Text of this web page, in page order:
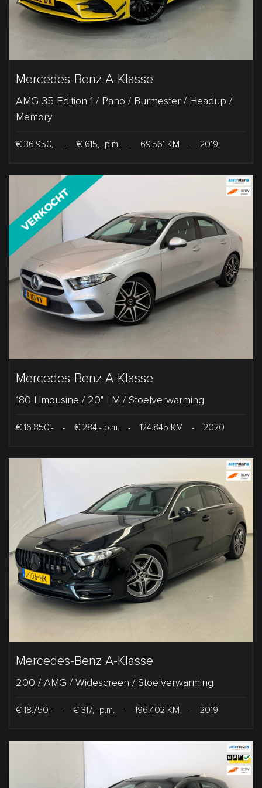
Mercedes-Benz A-Klasse
AMG 35 Edition 1 / Pano / Burmester / Headup /
Memory
€ 36.950,- - € 615,- p.m. - 69.561 KM - 2019
Mercedes-Benz A-Klasse
180 Limousine / 20" LM / Stoelverwarming
€ 16.850,- - € 284,- p.m. - 124.845 KM - 2020
Mercedes-Benz A-Klasse
200 / AMG / Widescreen / Stoelverwarming
€ 18.750,- - € 317,- p.m. - 196.402 KM - 2019